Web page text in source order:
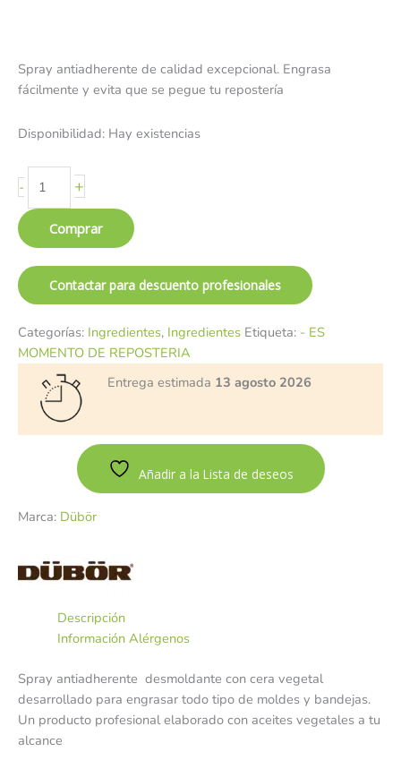
Spray antiadherente de calidad excepcional. Engrasa
fácilmente y evita que se pegue tu repostería
Disponibilidad: Hay existencias
- +
Comprar
Contactar para descuento profesionales
Categorías: Ingredientes, Ingredientes Etiqueta: - ES
MOMENTO DE REPOSTERIA
Entrega estimada 13 agosto 2026
Añadir a la Lista de deseos
Marca: Dübör
Descripción
Información Alérgenos
Spray antiadherente desmoldante con cera vegetal
desarrollado para engrasar todo tipo de moldes y bandejas.
Un producto profesional elaborado con aceites vegetales a tu
alcance